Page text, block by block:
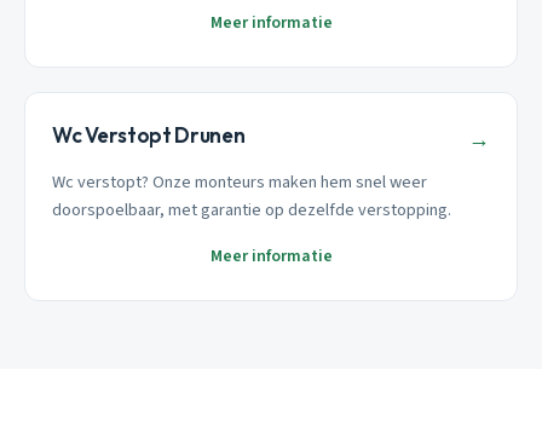
Meer informatie
Wc Verstopt Drunen →
Wc verstopt? Onze monteurs maken hem snel weer
doorspoelbaar, met garantie op dezelfde verstopping.
Meer informatie